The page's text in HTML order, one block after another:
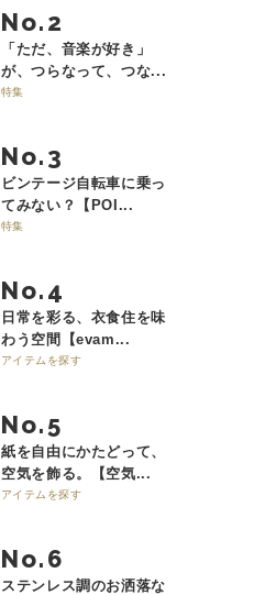
No.
「ただ、音楽が好き」
が、つらなって、つな...
特集
No.
ビンテージ自転車に乗っ
てみない？【POI...
特集
No.
日常を彩る、衣食住を味
わう空間【evam...
アイテムを探す
No.
紙を自由にかたどって、
空気を飾る。【空気...
アイテムを探す
No.
ステンレス調のお洒落な